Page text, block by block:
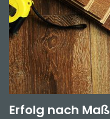
Erfolg nach Maß